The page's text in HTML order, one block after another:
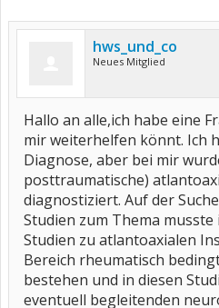
hws_und_co
Neues Mitglied
Hallo an alle,ich habe eine
mir weiterhelfen könnt. Ich
Diagnose, aber bei mir
posttraumatische)
diagnostiziert. Auf der
Studien zum Thema musste
Studien zu atlantoaxialen
Bereich rheumatisch
bestehen und in diesen
eventuell begleitenden